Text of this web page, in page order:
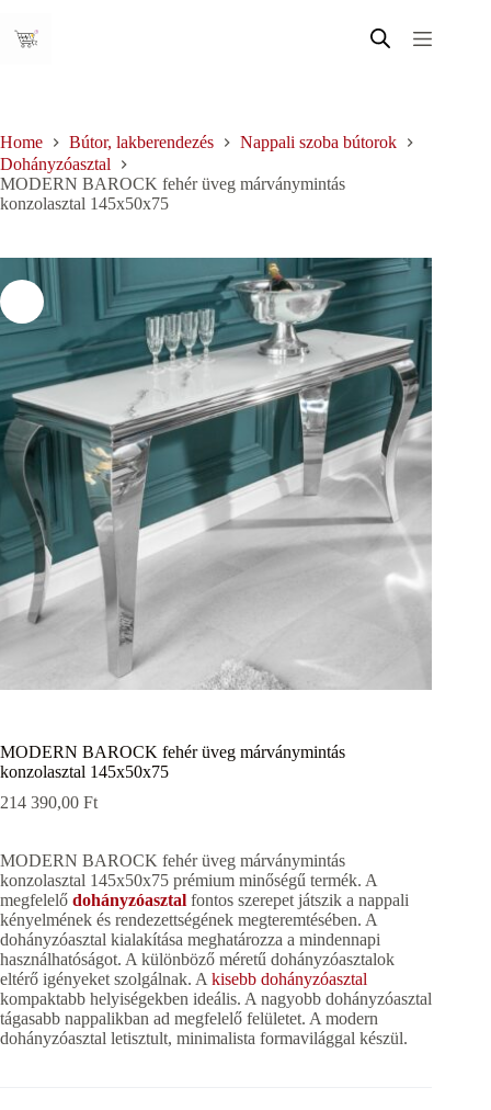
content
Home Bútor, lakberendezés
Nappali szoba bútorok
Dohányzóasztal
MODERN BAROCK fehér üveg márványmintás
konzolasztal 145x50x75
MODERN BAROCK fehér üveg márványmintás
konzolasztal 145x50x75
214 390,00 Ft
MODERN BAROCK fehér üveg márványmintás
konzolasztal 145x50x75 prémium minőségű termék. A
megfelelő dohányzóasztal fontos szerepet játszik a nappali
kényelmének és rendezettségének megteremtésében. A
dohányzóasztal kialakítása meghatározza a mindennapi
használhatóságot. A különböző méretű dohányzóasztalok
eltérő igényeket szolgálnak. A kisebb dohányzóasztal
kompaktabb helyiségekben ideális. A nagyobb dohányzóasztal
tágasabb nappalikban ad megfelelő felületet. A modern
dohányzóasztal letisztult, minimalista formavilággal készül.